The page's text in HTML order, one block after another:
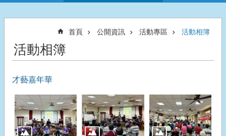
首頁 公開資訊 活動專區 活動相簿
活動相簿
才藝嘉年華